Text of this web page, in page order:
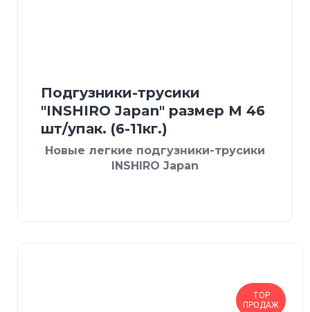
Подгузники-трусики
"INSHIRO Japan" размер М 46
шт/упак. (6-11кг.)
Новые легкие подгузники-трусики
INSHIRO Japan
TOP
ПРОДАЖ